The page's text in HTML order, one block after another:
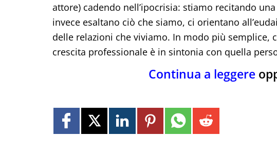
attore) cadendo nell’ipocrisia: stiamo recitando
invece esaltano ciò che siamo, ci orientano
delle relazioni che viviamo. In modo più semplice,
crescita professionale è in sintonia con quella
Continua a leggere